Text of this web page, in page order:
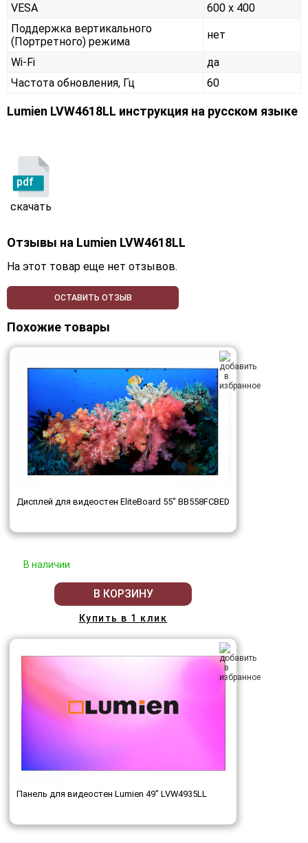
VESA
600 x 400
Поддержка вертикального
(Портретного) режима
нет
Wi-Fi
да
Частота обновления, Гц
60
Lumien LVW4618LL инструкция на русском языке
pdf
скачать
Отзывы на Lumien LVW4618LL
На этот товар еще нет отзывов.
ОСТАВИТЬ ОТЗЫВ
Похожие товары
Дисплей для видеостен EliteBoard 55" BB558FCBED
В наличии
В КОРЗИНУ
Купить в 1 клик
Панель для видеостен Lumien 49" LVW4935LL